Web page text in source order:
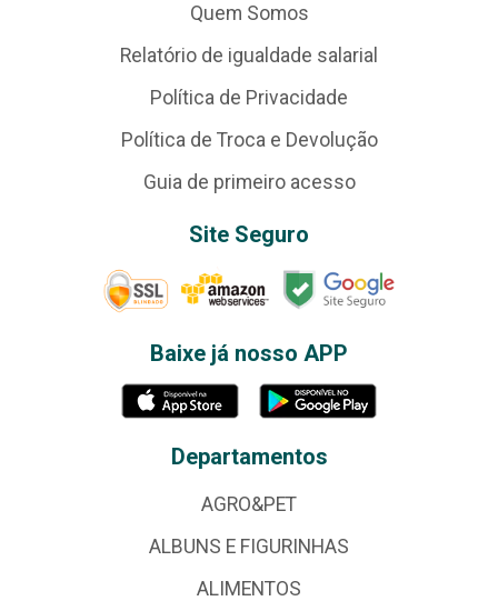
Quem Somos
Relatório de igualdade salarial
Política de Privacidade
Política de Troca e Devolução
Guia de primeiro acesso
Site Seguro
Baixe já nosso APP
Departamentos
AGRO&PET
ALBUNS E FIGURINHAS
ALIMENTOS